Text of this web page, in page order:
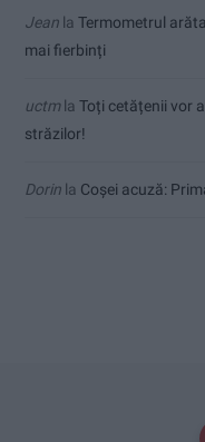
Jean la Termometrul
mai fierbinți
uctmla Toți cetățenii vor
străzilor!
Dorin la Coșei acuză: